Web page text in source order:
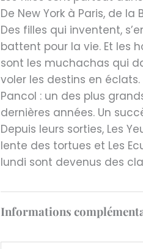
De New York à Paris, de
Des filles qui inventent,
battent pour la vie. Et les
sont les muchachas qui
voler les destins en
Pancol : un des plus
dernières années. Un
Depuis leurs sorties, Les
lente des tortues et Les
lundi sont devenus des
Informations